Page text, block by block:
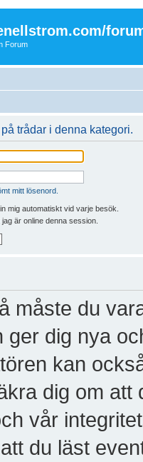
Forum
trådar i denna kategori.
mitt lösenord.
mig automatiskt vid varje besök.
jag är online denna session.
måste du
ger dig nya
kan
dig om
vår
du läst